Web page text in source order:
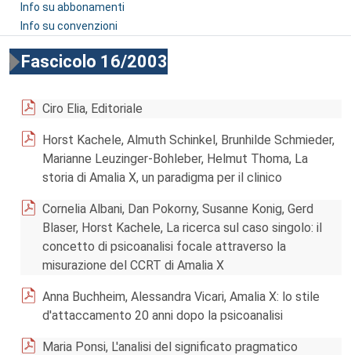
Info su abbonamenti
Info su convenzioni
Fascicolo 16/2003
Ciro Elia, Editoriale
Horst Kachele, Almuth Schinkel, Brunhilde Schmieder,
Marianne Leuzinger-Bohleber, Helmut Thoma, La
storia di Amalia X, un paradigma per il clinico
Cornelia Albani, Dan Pokorny, Susanne Konig, Gerd
Blaser, Horst Kachele, La ricerca sul caso singolo: il
concetto di psicoanalisi focale attraverso la
misurazione del CCRT di Amalia X
Anna Buchheim, Alessandra Vicari, Amalia X: lo stile
d'attaccamento 20 anni dopo la psicoanalisi
Maria Ponsi, L'analisi del significato pragmatico